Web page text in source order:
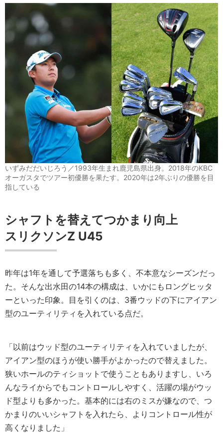
いずみだだいじろう／1993年生まれ鹿児島県出身。2018年のKBC
オーガスタでツアー初優勝を果たす。2020年は2年ぶりの優勝を目
指している
シャフトを替えてつかまり向上
スリクソンZ U45
昨年は1年を通して予選落ちも多く、不本意なシーズンだっ
た。そんな出水田の14本の構成は、いかにもロングヒッタ
ーといった印象。目を引くのは、3番ウッドの下にアイアン
型のユーティリティを入れている点だ。
「以前はウッド型のユーティリティを入れていましたが、
アイアン型のほうが使い勝手がよかったので替えました。
狭いホールのティショットで使うこともありますし、いろ
んなライからでもコントロールしやすく、活躍の場がウッ
ド型よりも多かった。基本的には右のミスが嫌なので、つ
かまりのいいシャフトを入れたら、よりコントロール性が
高くなりました」